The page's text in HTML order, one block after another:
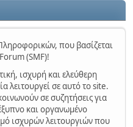
που βασίζεται
(SMF)!
ισχυρή και ελεύθερη
λειτουργεί σε αυτό το site.
σε συζητήσεις για
και οργανωμένο
ισχυρών λειτουργιών που